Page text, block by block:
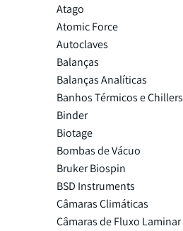
Atago
Atomic Force
Autoclaves
Balanças
Balanças Analíticas
Banhos Térmicos e Chillers
Binder
Biotage
Bombas de Vácuo
Bruker Biospin
BSD Instruments
Câmaras Climáticas
Câmaras de Fluxo Laminar